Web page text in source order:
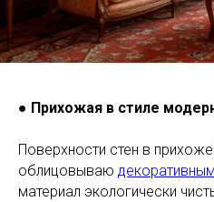
● Прихожая в стиле
Поверхности стен в
облицовываю
материал экологически